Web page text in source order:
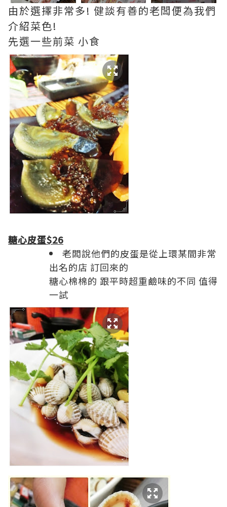
由於選擇非常多! 健談有善的老闆便為我們
介紹菜色!
先選一些前菜 小食
糖心皮蛋$26
老闆說他們的皮蛋是從上環某間非常
出名的店 訂回來的
糖心棉棉的 跟平時超重鹼味的不同 值得
一試